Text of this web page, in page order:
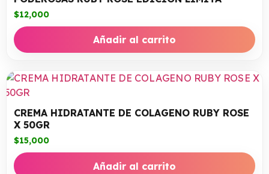
$12,000
Añadir al carrito
CREMA HIDRATANTE DE COLAGENO RUBY ROSE
X 50GR
$15,000
Añadir al carrito